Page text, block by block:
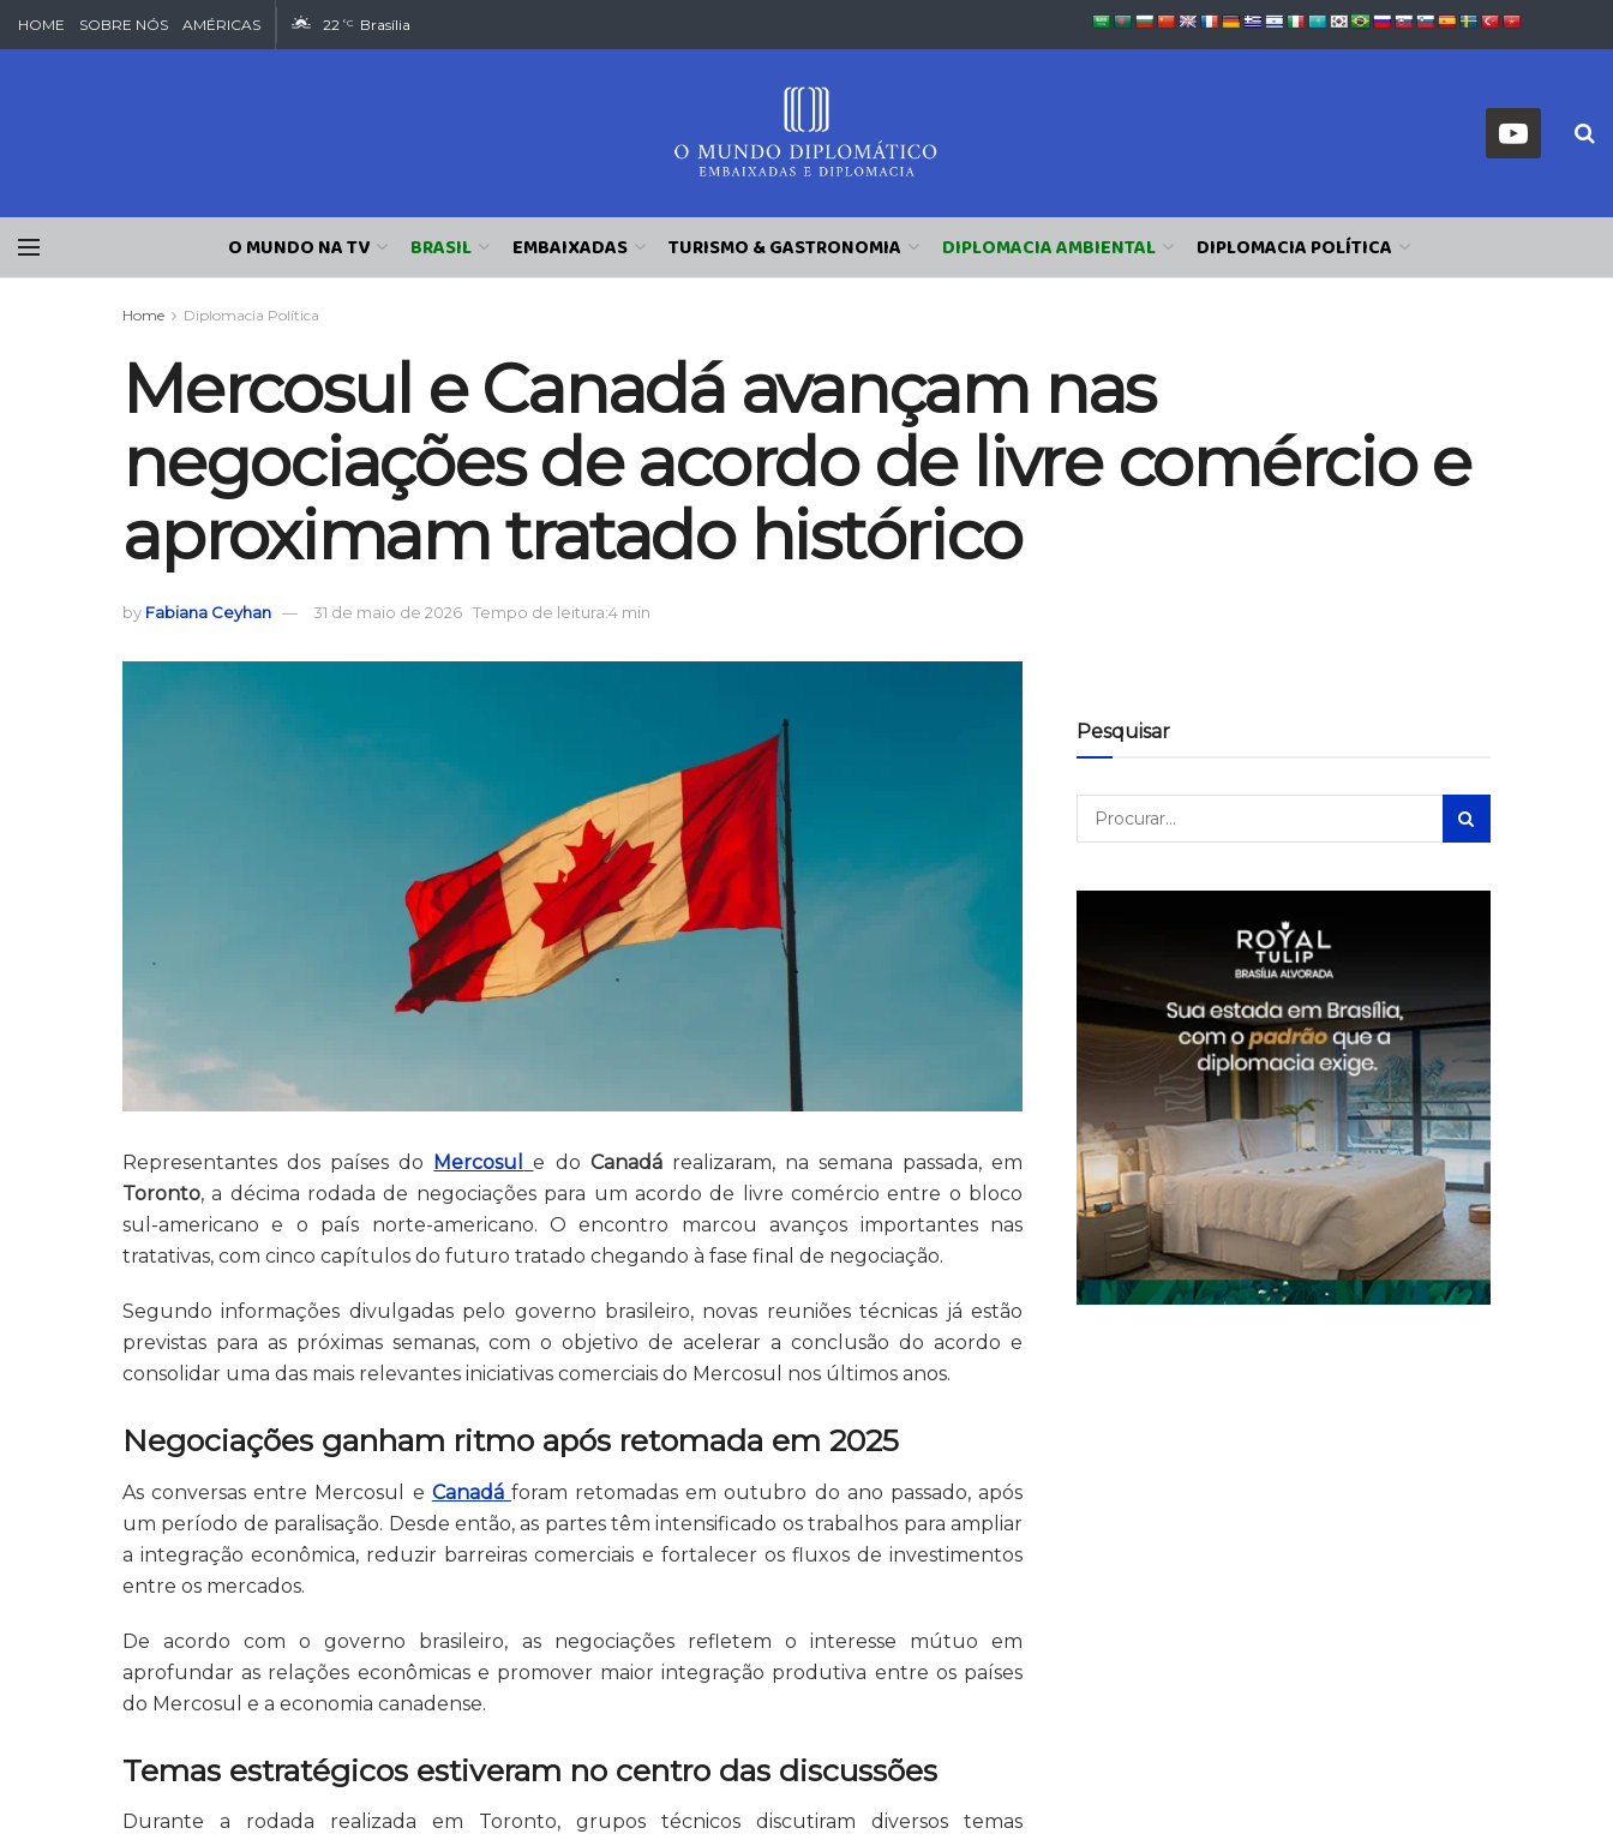
HOME SOBRE NÓS AMÉRICAS 22 °C Brasília
O MUNDO NA TV BRASIL EMBAIXADAS TURISMO & GASTRONOMIA DIPLOMACIA AMBIENTAL DIPLOMACIA POLÍTICA
Home Diplomacia Política
Mercosul e Canadá avançam nas
negociações de acordo de livre comércio e
aproximam tratado histórico
by Fabiana Ceyhan 31 de maio de 2026 Tempo de leitura:4 min
Representantes dos países do Mercosul e do Canadárealizaram, na semana passada, em
Toronto, a décima rodada de negociações para um acordo de livre comércio entre o bloco
sul-americano e o país norte-americano. O encontro marcou avanços importantes nas
tratativas, com cinco capítulos do futuro tratado chegando à fase final de negociação.
Segundo informações divulgadas pelo governo brasileiro, novas reuniões técnicas já estão
previstas para as próximas semanas, com o objetivo de acelerar a conclusão do acordo e
consolidar uma das mais relevantes iniciativas comerciais do Mercosul nos últimos anos.
Negociações ganham ritmo após retomada em 2025
As conversas entre Mercosul e Canadá foram retomadas em outubro do ano passado, após
um período de paralisação. Desde então, as partes têm intensificado os trabalhos para ampliar
a integração econômica, reduzir barreiras comerciais e fortalecer os fluxos de investimentos
entre os mercados.
De acordo com o governo brasileiro, as negociações refletem o interesse mútuo em
aprofundar as relações econômicas e promover maior integração produtiva entre os países
do Mercosul e a economia canadense.
Temas estratégicos estiveram no centro das discussões
Durante a rodada realizada em Toronto, grupos técnicos discutiram diversos temas
Pesquisar